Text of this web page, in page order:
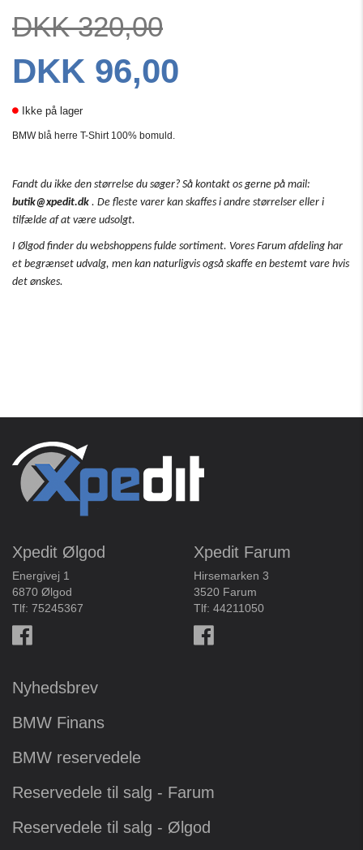
DKK 320,00
DKK 96,00
Ikke på lager
BMW blå herre T-Shirt 100% bomuld.
Fandt du ikke den størrelse du søger? Så kontakt os gerne på mail:
butik@xpedit.dk . De fleste varer kan skaffes i andre størrelser eller i
tilfælde af at være udsolgt.
I Ølgod finder du webshoppens fulde sortiment. Vores Farum afdeling har
et begrænset udvalg, men kan naturligvis også skaffe en bestemt vare hvis
det ønskes.
Xpedit Ølgod
Energivej 1
6870 Ølgod
Tlf: 75245367
Xpedit Farum
Hirsemarken 3
3520 Farum
Tlf: 44211050
Nyhedsbrev
BMW Finans
BMW reservedele
Reservedele til salg - Farum
Reservedele til salg - Ølgod